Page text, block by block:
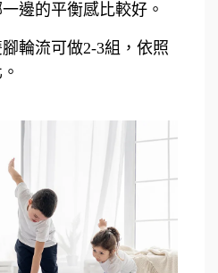
邊的平衡感比較好。
輪流可做2-3組，依照